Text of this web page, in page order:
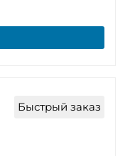
Быстрый заказ